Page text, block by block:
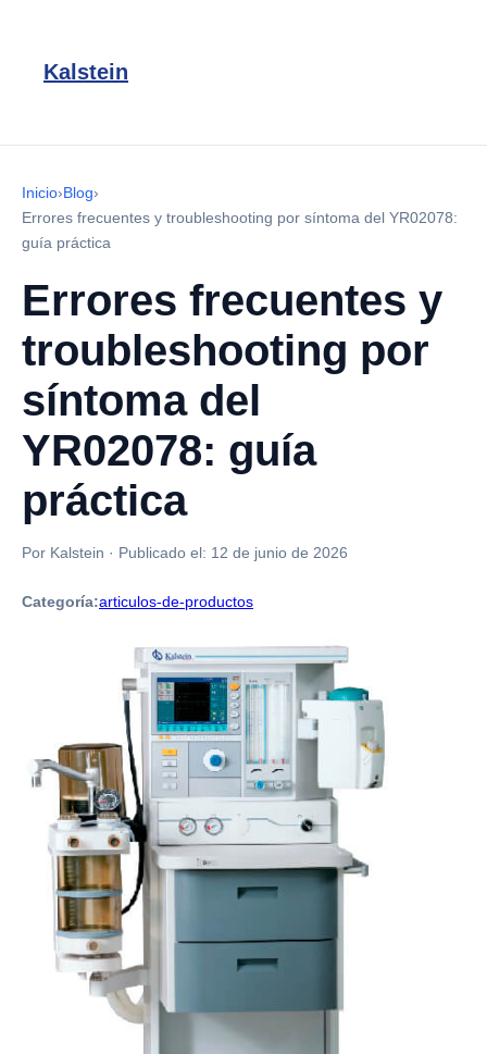
Kalstein
Inicio›Blog›
Errores frecuentes y troubleshooting por síntoma del YR02078:
guía práctica
Errores frecuentes y
troubleshooting por
síntoma del
YR02078: guía
práctica
Por Kalstein · Publicado el: 12 de junio de 2026
Categoría:articulos-de-productos